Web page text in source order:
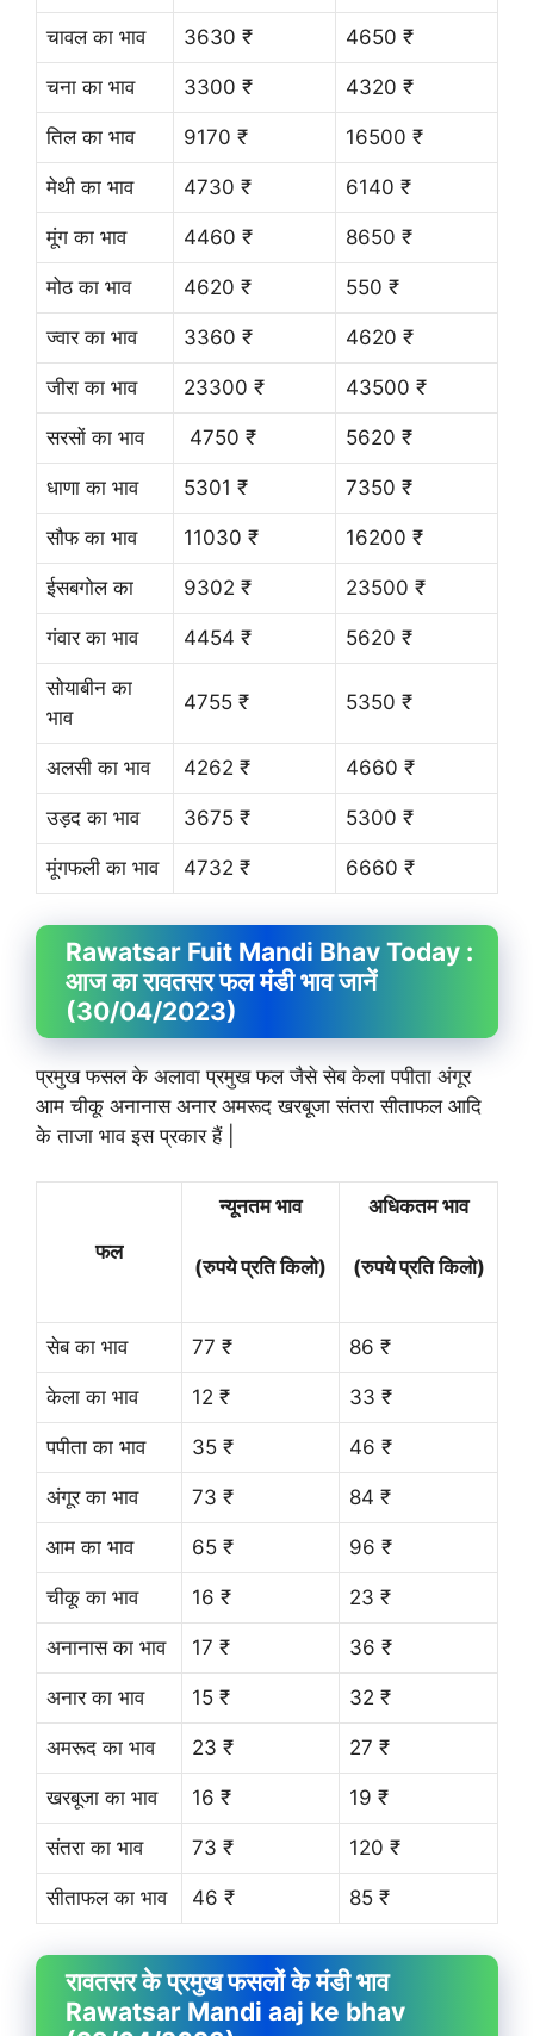
चावल का भाव 3630 ₹ 4650 ₹
चना का भाव 3300 ₹ 4320 ₹
तिल का भाव 9170 ₹ 16500 ₹
मेथी का भाव 4730 ₹ 6140 ₹
मूंग का भाव 4460 ₹ 8650 ₹
मोठ का भाव 4620 ₹ 550 ₹
ज्वार का भाव 3360 ₹ 4620 ₹
जीरा का भाव 23300 ₹ 43500 ₹
सरसों का भाव 4750 ₹ 5620 ₹
धाणा का भाव 5301 ₹ 7350 ₹
सौफ का भाव 11030 ₹ 16200 ₹
ईसबगोल का 9302 ₹ 23500 ₹
गंवार का भाव 4454 ₹ 5620 ₹
सोयाबीन का
भाव
4755 ₹ 5350 ₹
अलसी का भाव 4262 ₹ 4660 ₹
उड़द का भाव 3675 ₹ 5300 ₹
मूंगफली का भाव 4732 ₹ 6660 ₹
Rawatsar Fuit Mandi Bhav Today :
आज का रावतसर फल मंडी भाव जानें
(30/04/2023)
प्रमुख फसल के अलावा प्रमुख फल जैसे सेब केला पपीता अंगूर
आम चीकू अनानास अनार अमरूद खरबूजा संतरा सीताफल आदि
के ताजा भाव इस प्रकार हैं |
फल
न्यूनतम भाव
(रुपये प्रति किलो)
अधिकतम भाव
(रुपये प्रति किलो)
सेब का भाव 77 ₹ 86 ₹
केला का भाव 12 ₹ 33 ₹
पपीता का भाव 35 ₹ 46 ₹
अंगूर का भाव 73 ₹ 84 ₹
आम का भाव 65 ₹ 96 ₹
चीकू का भाव 16 ₹ 23 ₹
अनानास का भाव 17 ₹ 36 ₹
अनार का भाव 15 ₹ 32 ₹
अमरूद का भाव 23 ₹ 27 ₹
खरबूजा का भाव 16 ₹ 19 ₹
संतरा का भाव 73 ₹ 120 ₹
सीताफल का भाव 46 ₹ 85 ₹
रावतसर के प्रमुख फसलों के मंडी भाव
Rawatsar Mandi aaj ke bhav